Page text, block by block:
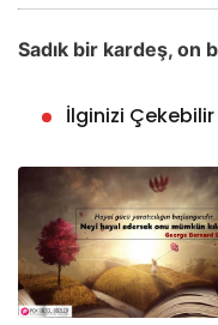
Sadık bir kardeş, on
İlginizi Çekebilir